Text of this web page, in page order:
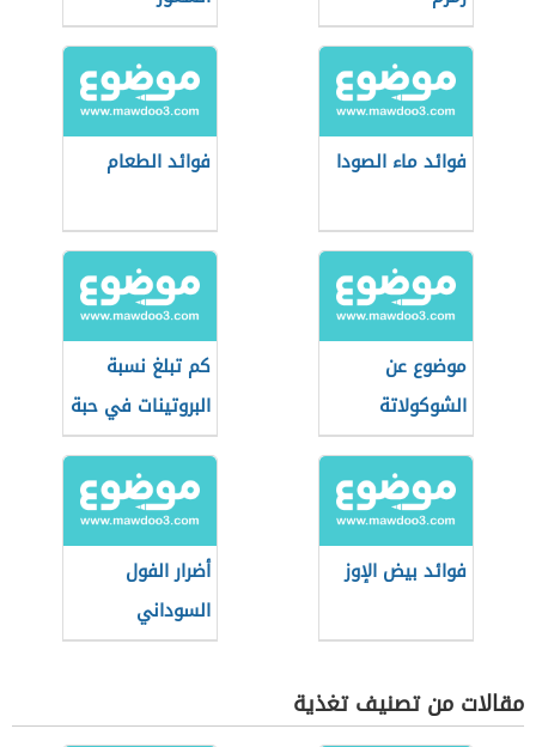
فوائد ماء الصودا فوائد الطعام
موضوع عن
الشوكولاتة
كم تبلغ نسبة
البروتينات في حبة
القمح
فوائد بيض الإوز
أضرار الفول
السوداني
مقالات من تصنيف تغذية